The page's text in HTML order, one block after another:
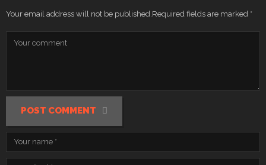
Your email address will not be published. Required fields are marked *
POST COMMENT